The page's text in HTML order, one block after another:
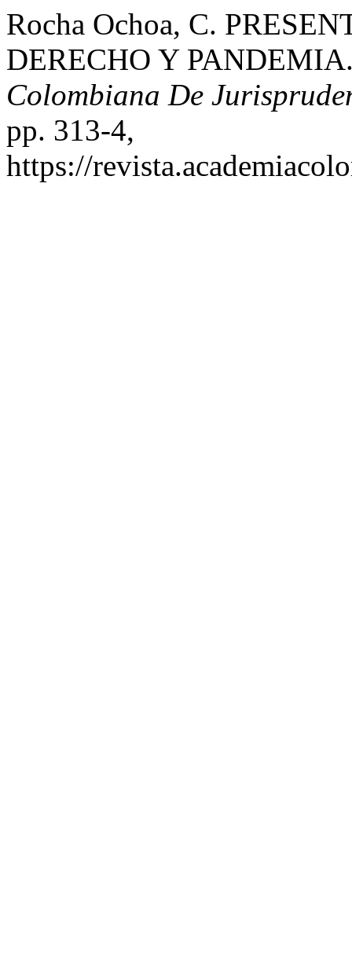
Rocha Ochoa, C.
DERECHO Y
Colombiana De
pp. 313-4,
https://